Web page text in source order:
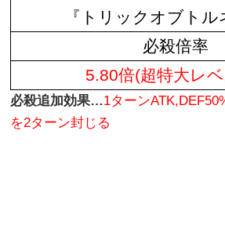
『トリックオブトル
必殺倍率
5.80倍(超特大レ
必殺追加効果…1ターン
を2ターン封じる